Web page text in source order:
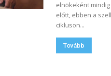
elnökeként
előtt, ebben a
cikluson...
Tovább